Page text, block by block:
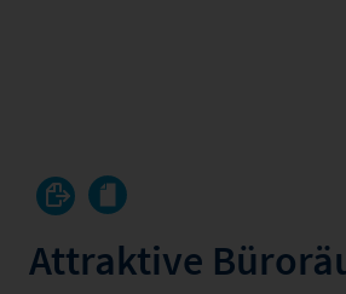
Attraktive